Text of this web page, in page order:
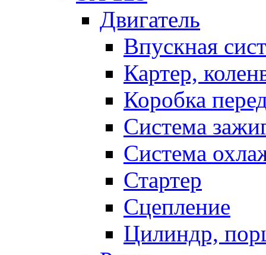
Двигатель
Впускная
Картер,
Коробка
Система
Система
Стартер
Сцепление
Цилиндр,